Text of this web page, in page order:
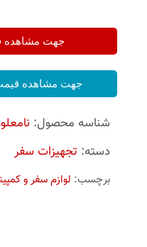
جهت مشاهده
جهت مشاهده
شناسه محصول:
دسته: تجهیزات سفر
برچسب: لوازم سفر و